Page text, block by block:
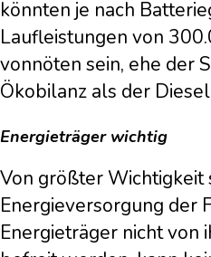
könnten je nach
Laufleistungen von
vonnöten sein, ehe der
Ökobilanz als der
Energieträger wichtig
Von größter Wichtigkeit
Energieversorgung der
Energieträger nicht von